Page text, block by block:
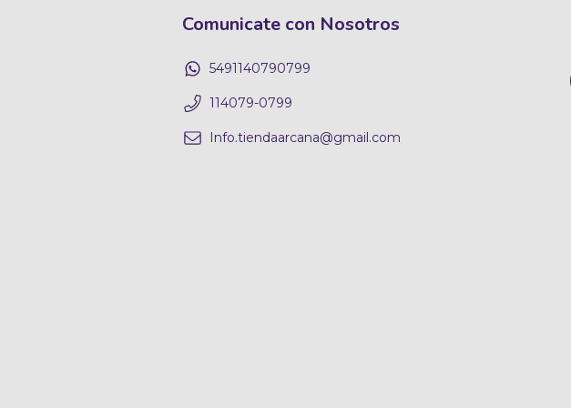
Comunicate con Nosotros
5491140790799
114079-0799
Info.tiendaarcana@gmail.com